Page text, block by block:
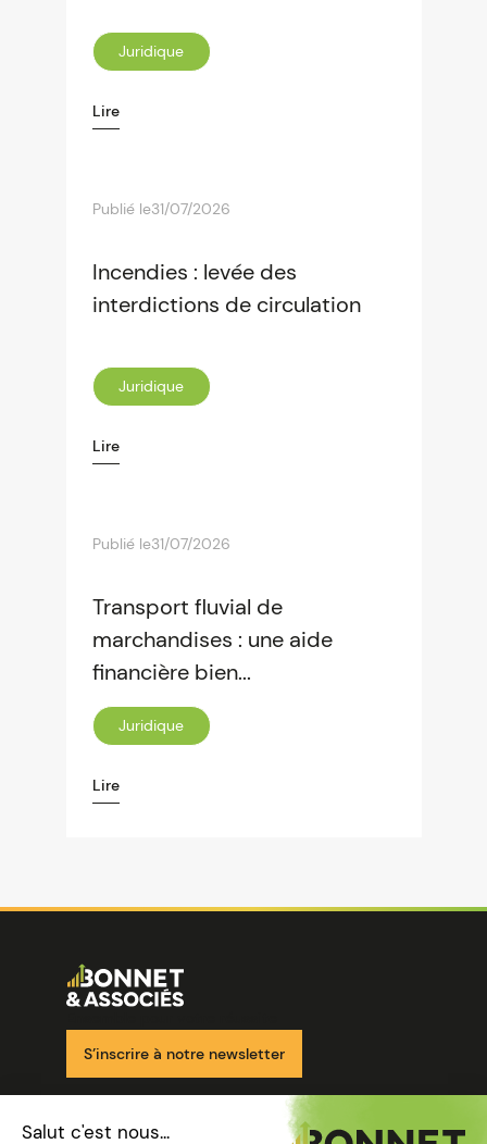
Juridique
Lire
Publié le31/07/2026
Incendies : levée des
interdictions de circulation
Juridique
Lire
Publié le31/07/2026
Transport fluvial de
marchandises : une aide
financière bien...
Juridique
Lire
Image
S’inscrire à notre newsletter
Nos solutions